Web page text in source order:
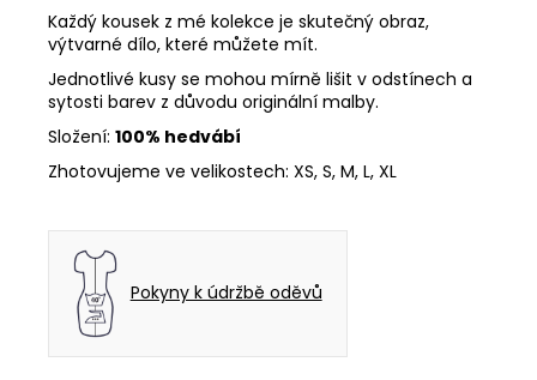
Každý kousek z mé kolekce je skutečný obraz,
výtvarné dílo, které můžete mít.
Jednotlivé kusy se mohou mírně lišit v odstínech a
sytosti barev z důvodu originální malby.
Složení: 100% hedvábí
Zhotovujeme ve velikostech: XS, S, M, L, XL
Pokyny k údržbě oděvů